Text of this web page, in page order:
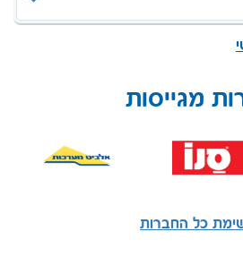
מגייסות
כל החברות